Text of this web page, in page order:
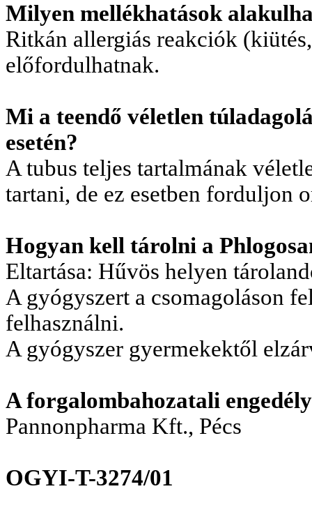
Milyen mellékhatások
Ritkán allergiás reakciók
előfordulhatnak.
Mi a teendő véletlen
esetén?
A tubus teljes tartalmának
tartani, de ez esetben forduljon
Hogyan kell tárolni a
Eltartása: Hűvös helyen
A gyógyszert a csomagoláson
felhasználni.
A gyógyszer gyermekektől
A forgalombahozatali
Pannonpharma Kft., Pécs
OGYI-T-3274/01